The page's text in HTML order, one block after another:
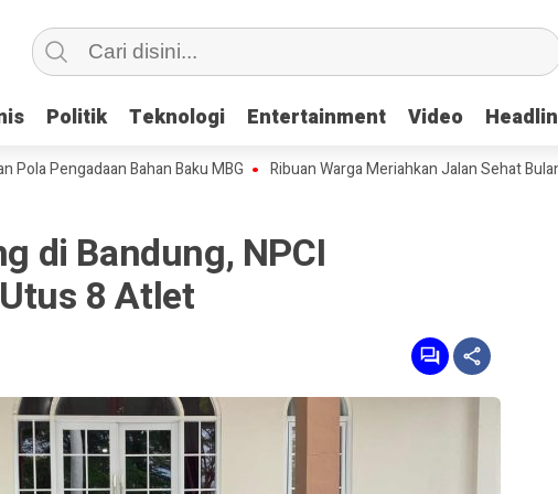
Politik Teknologi Entertainment Video
Politik Teknologi Entertainment Video
Bahan Baku MBG Ribuan Warga Meriahkan Jalan Sehat Bulan
di Bandung, NPCI
8 Atlet